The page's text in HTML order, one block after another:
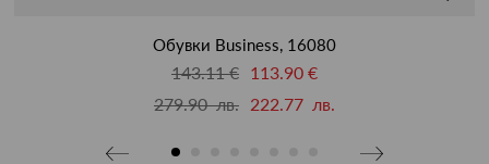
Обувки Business, 16080
143.11 € 113.90 €
279.90 лв. 222.77 лв.